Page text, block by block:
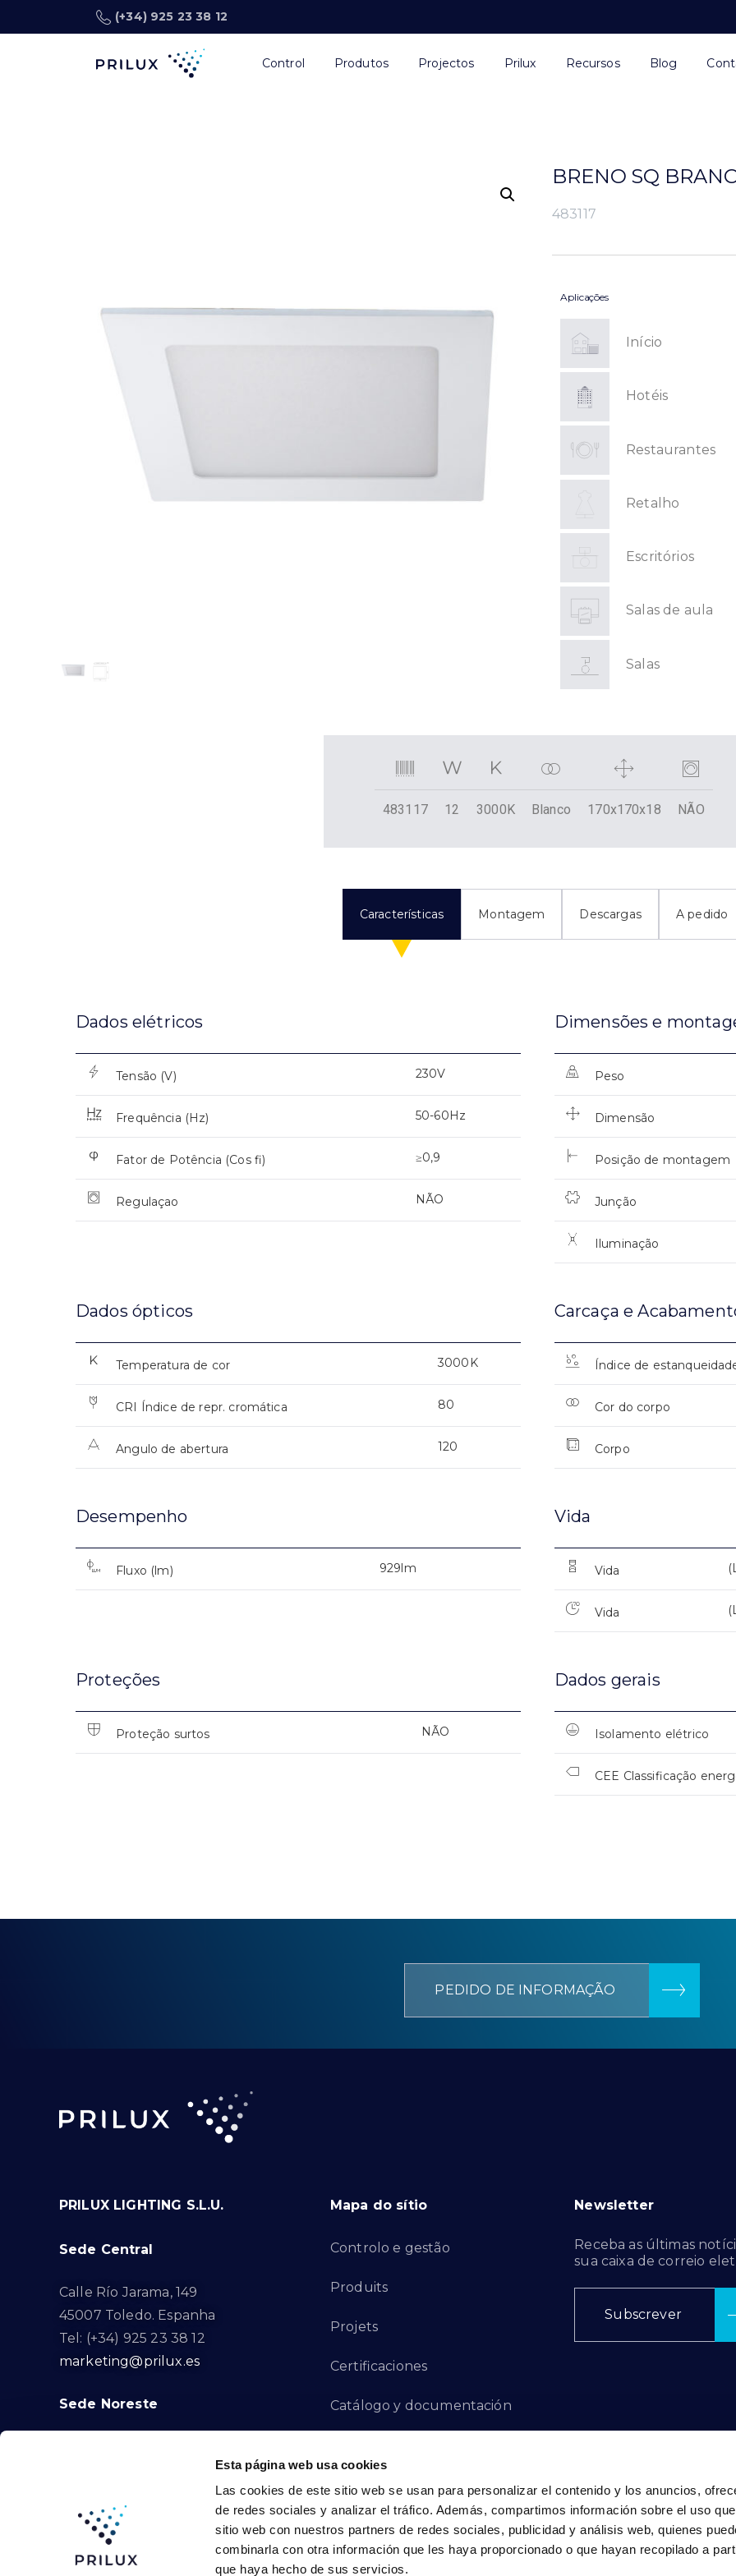
Esta página web usa cookies
Las cookies de este sitio web se usan para personalizar el contenido y los anuncios,
de redes sociales y analizar el tráfico. Además, compartimos información sobre el uso
sitio web con nuestros partners de redes sociales, publicidad y análisis web, quienes
combinarla con otra información que les haya proporcionado o que hayan recopilado a
que haya hecho de sus servicios.
(+34) 925 23 38 12
Control Produtos Projectos Prilux Recursos Blog
BRENO SQ
483117
Aplicações
Início
Hotéis
Restaurantes
Retalho
Escritórios
Salas de aula
Salas
483117 12 3000K Blanco 170x170x18 NÃO
Características Montagem Descargas A pedido
Dados elétricos
Tensão (V) 230V
Frequência (Hz) 50-60Hz
Fator de Potência (Cos fi) ≥0,9
Regulaçao NÃO
Dimensões e
Peso
Dimensão
Posição de montagem
Junção
Iluminação
Dados ópticos
Temperatura de cor 3000K
CRI Índice de repr. cromática 80
Angulo de abertura 120
Carcaça e
Índice de
Cor do corpo
Corpo
Desempenho
Fluxo (lm) 929lm
Vida
Vida
Vida
Proteções
Proteção surtos NÃO
Dados gerais
Isolamento elétrico
CEE Classificação
PEDIDO DE INFORMAÇÃO
PRILUX LIGHTING S.L.U.
Sede Central
Calle Río Jarama, 149
45007 Toledo. Espanha
Tel: (+34) 925 23 38 12
marketing@prilux.es
Sede Noreste
08791. Sant Llorenç d’Hortons.
Tel: (+34) 93 719 23 29
marketing@prilux.es
Mapa do sítio
Controlo e gestão
Produits
Projets
Certificaciones
Catálogo y documentación
Canal de denuncias
Contact
Newsletter
Receba as últimas
sua caixa de correio
Subscrever